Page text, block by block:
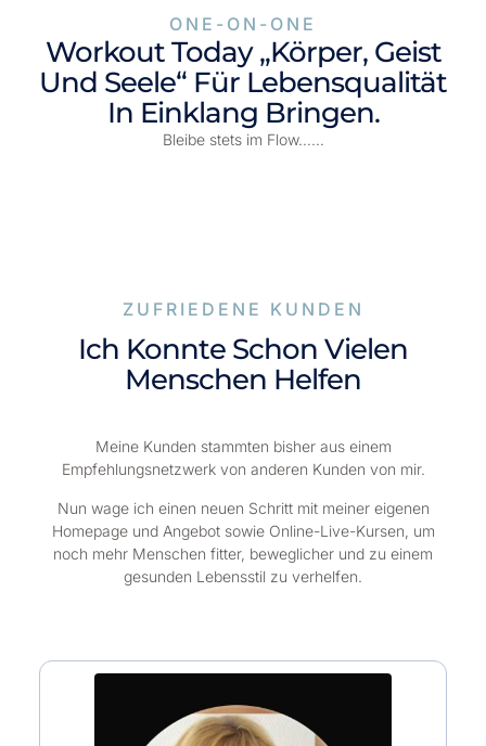
ONE-ON-ONE
Workout Today „Körper, Geist
Und Seele“ Für Lebensqualität
In Einklang Bringen.
Bleibe stets im Flow……
ZUFRIEDENE KUNDEN
Ich Konnte Schon Vielen
Menschen Helfen
Meine Kunden stammten bisher aus einem
Empfehlungsnetzwerk von anderen Kunden von mir.
Nun wage ich einen neuen Schritt mit meiner eigenen
Homepage und Angebot sowie Online-Live-Kursen, um
noch mehr Menschen fitter, beweglicher und zu einem
gesunden Lebensstil zu verhelfen.